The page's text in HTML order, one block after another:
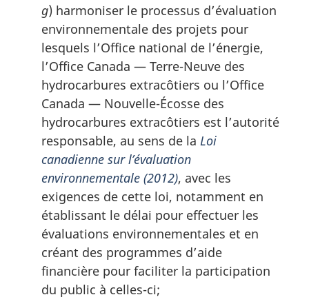
g) harmoniser le processus d’évaluation
environnementale des projets pour
lesquels l’Office national de l’énergie,
l’Office Canada — Terre-Neuve des
hydrocarbures extracôtiers ou l’Office
Canada — Nouvelle-Écosse des
hydrocarbures extracôtiers est l’autorité
responsable, au sens de la Loi
canadienne sur l’évaluation
environnementale (2012), avec les
exigences de cette loi, notamment en
établissant le délai pour effectuer les
évaluations environnementales et en
créant des programmes d’aide
financière pour faciliter la participation
du public à celles-ci;